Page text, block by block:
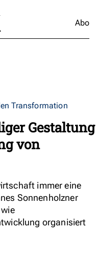
Abo
Transformation
Gestaltung
von
immer eine
Sonnenholzner
organisiert